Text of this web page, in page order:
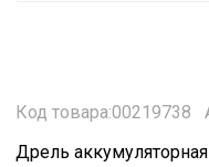
Код товара:00219738
Дрель